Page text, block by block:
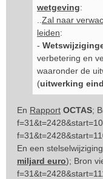
wetgeving:
Zal naar
leiden:
-
verbetering en
waaronder de
(uitwerking
En Rapport OCTAS;
En een stelselwijziging
miljard euro); Bron